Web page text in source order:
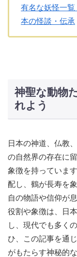
有名な妖怪一覧
本の怪談・伝承
神聖な動物
れよう
日本の神道、仏教
の自然界の存在に
象徴を持っていま
配し、鶴が長寿を
自の物語や信仰が
役割や象徴は、日
し、現代でも多く
ひ、この記事を通
がもたらす神秘的